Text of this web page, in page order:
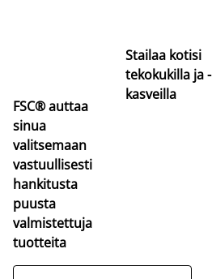
FSC® auttaa
sinua
valitsemaan
vastuullisesti
hankitusta
puusta
valmistettuja
tuotteita
Stailaa kotisi
tekokukilla ja -
kasveilla